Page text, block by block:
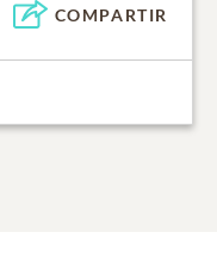
COMPARTIR